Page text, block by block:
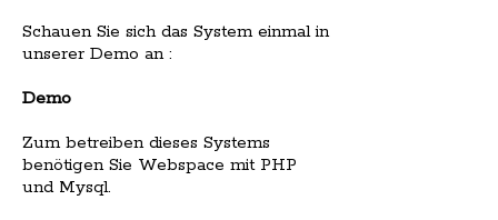
Schauen Sie sich das System einmal in
unserer Demo an :
Demo
Zum betreiben dieses Systems
benötigen Sie Webspace mit PHP
und Mysql.